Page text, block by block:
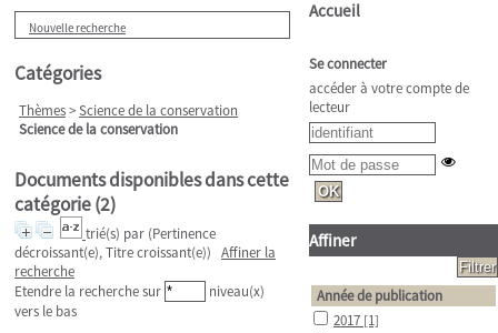
Nouvelle recherche
Catégories
Thèmes>Science de la conservation
Science de la conservation
Documents disponibles dans cette
catégorie (2)
trié(s) par (Pertinence
décroissant(e), Titre croissant(e)) Affiner la
recherche
Etendre la recherche sur
niveau(x)
vers le bas
Accueil
Se connecter
accéder à votre compte de
lecteur
Affiner
Année de publication
2017 [1]